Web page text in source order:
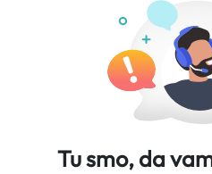
Tu smo, da